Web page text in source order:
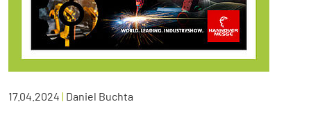
17.04.2024 | Daniel Buchta